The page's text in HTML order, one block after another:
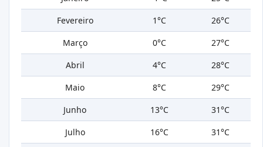
Fevereiro
1°C
26°C
Março
0°C
27°C
Abril
4°C
28°C
Maio
8°C
29°C
Junho
13°C
31°C
Julho
16°C
31°C